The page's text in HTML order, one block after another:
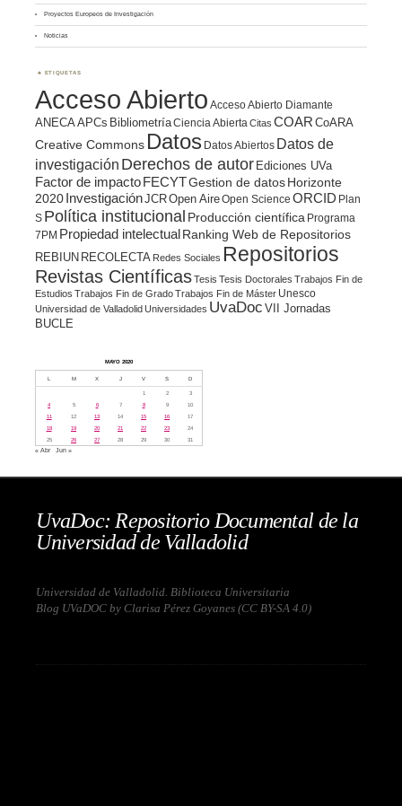
Proyectos Europeos de Investigación
Noticias
ETIQUETAS
Acceso Abierto Acceso Abierto Diamante
ANECA APCs BibliometríaCiencia Abierta Citas COAR CoARA
Creative Commons Datos Datos Abiertos Datos de
investigación Derechos de autor Ediciones UVa
Factor de impacto FECYTGestion de datosHorizonte
2020 InvestigaciónJCROpen AireOpen Science ORCID Plan
S Política institucional Producción científica Programa
7PM Propiedad intelectualRanking Web de Repositorios
REBIUN RECOLECTA Redes Sociales Repositorios
Revistas CientíficasTesis Tesis Doctorales Trabajos Fin de
Estudios Trabajos Fin de GradoTrabajos Fin de Máster Unesco
Universidad de ValladolidUniversidades UvaDoc VII Jornadas
BUCLE
MAYO 2020
L M X J V S D
1 2
3
4
5 6 7 8 9
10
11
12 13 14 15 16
17
18
19 20 21 22 23
24
25
26 27 28 29 30 31
« Abr Jun »
UvaDoc: Repositorio Documental de la
Universidad de Valladolid
Universidad de Valladolid. Biblioteca Universitaria
Blog UVaDOC by Clarisa Pérez Goyanes (CC BY-SA 4.0)